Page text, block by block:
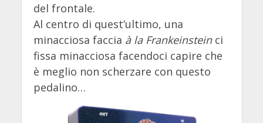
del frontale.
Al centro di quest’ultimo, una
minacciosa faccia à la Frankeinsteinci
fissa minacciosa facendoci capire che
è meglio non scherzare con questo
pedalino…